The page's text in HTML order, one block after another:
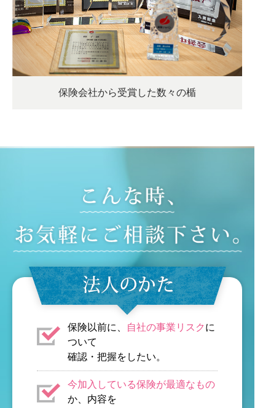
保険会社から受賞した数々の楯
保険以前に、 自社の事業リスク に
ついて
確認・把握をしたい。
今加入している保険が最適なもの
か、内容を